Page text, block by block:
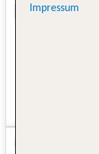
Impressum